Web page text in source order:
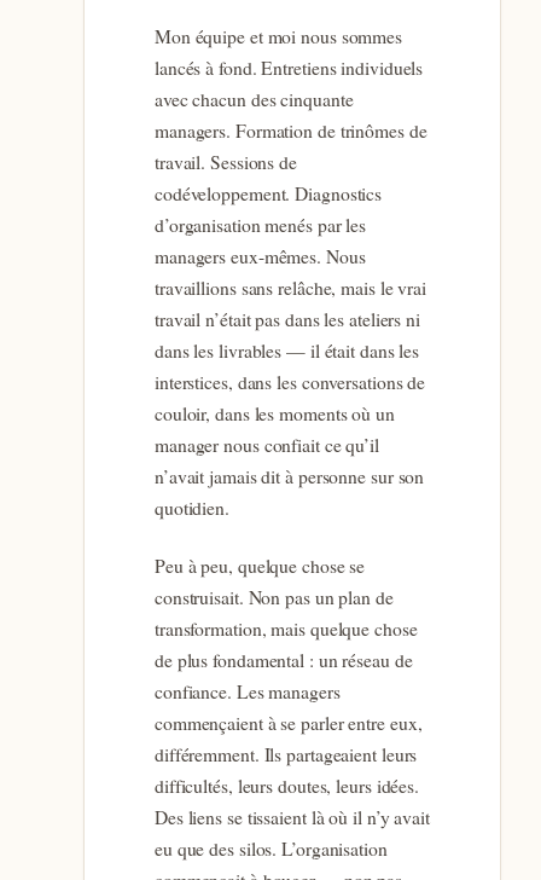
Mon équipe et moi nous sommes
lancés à fond. Entretiens individuels
avec chacun des cinquante
managers. Formation de trinômes de
travail. Sessions de
codéveloppement. Diagnostics
d’organisation menés par les
managers eux-mêmes. Nous
travaillions sans relâche, mais le vrai
travail n’était pas dans les ateliers ni
dans les livrables — il était dans les
interstices, dans les conversations de
couloir, dans les moments où un
manager nous confiait ce qu’il
n’avait jamais dit à personne sur son
quotidien.
Peu à peu, quelque chose se
construisait. Non pas un plan de
transformation, mais quelque chose
de plus fondamental : un réseau de
confiance. Les managers
commençaient à se parler entre eux,
différemment. Ils partageaient leurs
difficultés, leurs doutes, leurs idées.
Des liens se tissaient là où il n’y avait
eu que des silos. L’organisation